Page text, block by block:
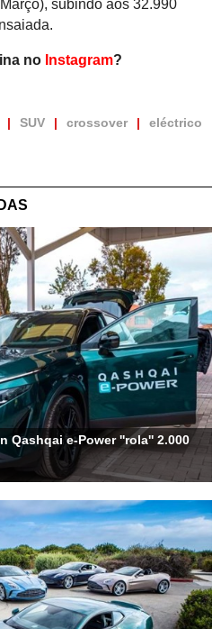
subindo aos 32.990
no Instagram?
SUV crossover eléctrico
Qashqai e-Power ''rola'' 2.000